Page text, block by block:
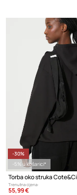
-30%
-5% u košarici*
Torba oko struka
Trenutna cijena:
55,99 €